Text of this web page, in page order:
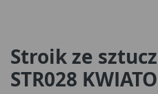
Stroik ze
STR028